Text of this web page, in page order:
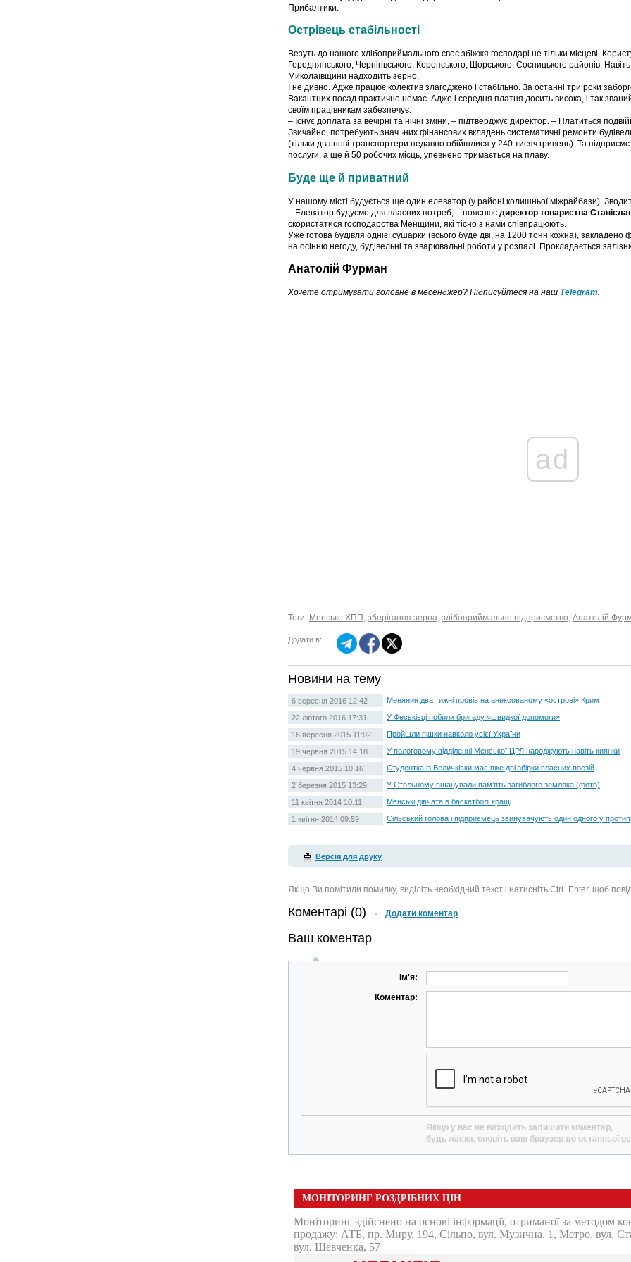
Прибалтики.
Острівець стабільності
Везуть до нашого хлібоприймального своє збіжжя господарі не тільки місцеві.
Городнянського, Чернігівського, Коропського, Щорського, Сосницького районів.
Миколаївщини надходить зерно.
І не дивно. Адже працює колектив злагоджено і стабільно. За останні три роки
Вакантних посад практично немає. Адже і середня платня досить висока, і так
своїм працівникам забезпечує.
– Існує доплата за вечірні та нічні зміни, – підтверджує директор. – Платиться
Звичайно, потребують знач¬них фінансових вкладень систематичні ремонти
(тільки два нові транспортери недавно обійшлися у 240 тисяч гривень). Та
послуги, а ще й 50 робочих місць, упевнено тримається на плаву.
Буде ще й приватний
У нашому місті будується ще один елеватор (у районі колишньої міжрайбази).
– Елеватор будуємо для власних потреб, – пояснює директор товариства
скористатися господарства Менщини, які тісно з нами співпрацюють.
Уже готова будівля однієї сушарки (всього буде дві, на 1200 тонн кожна), закладено
на осінню негоду, будівельні та зварювальні роботи у розпалі. Прокладається
Анатолій Фурман
Хочете отримувати головне в месенджер? Підписуйтеся на наш Telegram.
ad
Теги: Менське ХПП , зберігання зерна, злібоприймальне підприємство, Анатолій
Додати в:
Новини на тему
6 вересня 2016 12:42 Менянин два тижні провів на анексованому «острові» Крим
22 лютого 2016 17:31 У Феськівці побили бригаду «швидкої допомоги»
16 вересня 2015 11:02 Пройшли пішки навколо усієї України
19 червня 2015 14:18 У пологовому відділенні Менської ЦРЛ народжують навіть киянки
4 червня 2015 10:16 Студентка із Величківки має вже дві збірки власних поезій
2 березня 2015 13:29 У Стольному вшанували пам’ять загиблого земляка (фото)
11 квітня 2014 10:11 Менські дівчата в баскетболі кращі
1 квітня 2014 09:59 Сільський голова і підприємець звинувачують один одного у
Версія для друку
Якщо Ви помітили помилку, виділіть необхідний текст і натисніть Ctrl+Enter, щоб
Коментарі (0) Додати коментар
Ваш коментар
Ім'я:
Коментар:
Якщо у вас не виходить залишити коментар,
будь ласка, оновіть ваш браузер до останньої